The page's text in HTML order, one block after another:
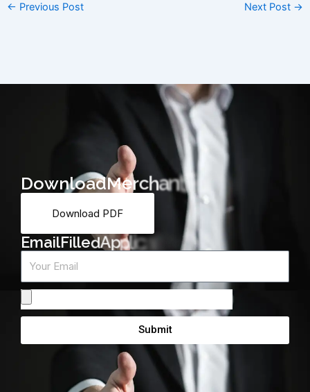
← Previous Post Next Post →
DownloadMerchantFo
Download PDF
EmailFilledApplicat nFo
From
Submit